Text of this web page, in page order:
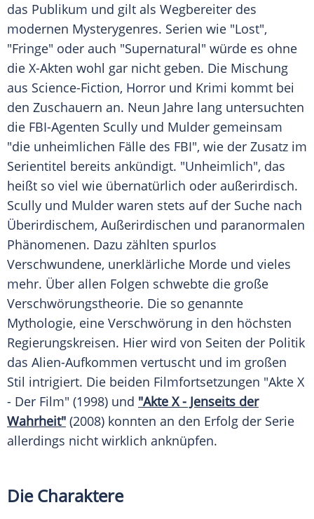
das Publikum und gilt als Wegbereiter des
modernen Mysterygenres. Serien wie "Lost",
"Fringe" oder auch "Supernatural" würde es ohne
die X-Akten wohl gar nicht geben. Die Mischung
aus Science-Fiction, Horror und Krimi kommt bei
den Zuschauern an. Neun Jahre lang untersuchten
die FBI-Agenten Scully und Mulder gemeinsam
"die unheimlichen Fälle des FBI", wie der Zusatz im
Serientitel bereits ankündigt. "Unheimlich", das
heißt so viel wie übernatürlich oder außerirdisch.
Scully und Mulder waren stets auf der Suche nach
Überirdischem, Außerirdischen und paranormalen
Phänomenen. Dazu zählten spurlos
Verschwundene, unerklärliche Morde und vieles
mehr. Über allen Folgen schwebte die große
Verschwörungstheorie. Die so genannte
Mythologie, eine Verschwörung in den höchsten
Regierungskreisen. Hier wird von Seiten der Politik
das Alien-Aufkommen vertuscht und im großen
Stil intrigiert. Die beiden Filmfortsetzungen "Akte X
- Der Film" (1998) und "Akte X - Jenseits der
Wahrheit" (2008) konnten an den Erfolg der Serie
allerdings nicht wirklich anknüpfen.
Die Charaktere